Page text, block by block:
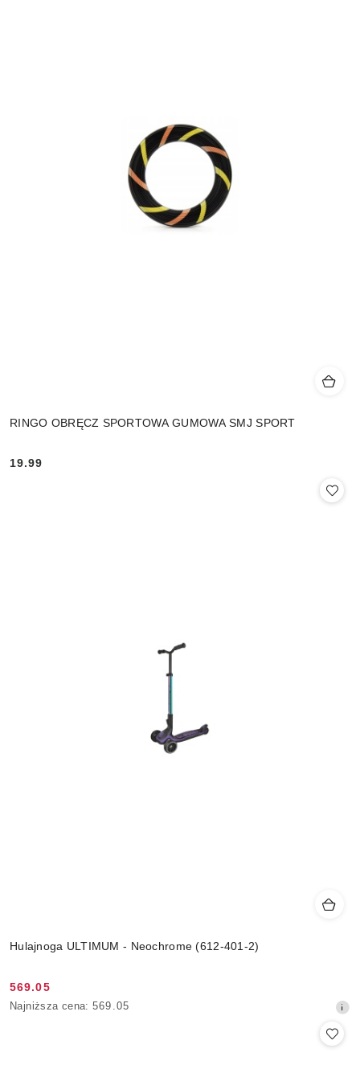
RINGO OBRĘCZ SPORTOWA GUMOWA SMJ SPORT
Cena:
19.99
Hulajnoga ULTIMUM - Neochrome (612-401-2)
Cena
promocyjna:
569.05
Najniższa
Najniższa cena: 569.05